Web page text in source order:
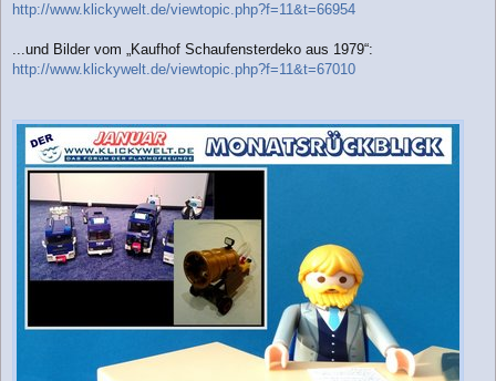
http://www.klickywelt.de/viewtopic.php?f=11&t=66954
...und Bilder vom „Kaufhof Schaufensterdeko aus 1979“:
http://www.klickywelt.de/viewtopic.php?f=11&t=67010